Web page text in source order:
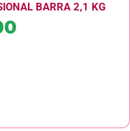
BARRA 2,1 KG